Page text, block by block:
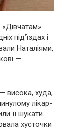
«Дівчатам»
під’їздах і
Наталіями,
—
висока, худа,
лікар-
її шукати
хусточки